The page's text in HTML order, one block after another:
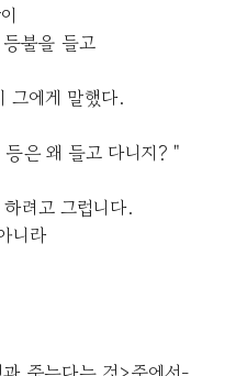
불을 들고
그에게 말했다.
은 왜 들고 다니지?＂
려고 그럽니다.
니라